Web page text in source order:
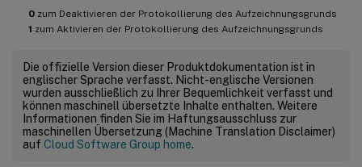
0 zum Deaktivieren der Protokollierung des Aufzeichnungsgrunds
1 zum Aktivieren der Protokollierung des Aufzeichnungsgrunds
Die offizielle Version dieser Produktdokumentation ist in
englischer Sprache verfasst. Nicht-englische Versionen
wurden ausschließlich zu Ihrer Bequemlichkeit verfasst und
können maschinell übersetzte Inhalte enthalten. Weitere
Informationen finden Sie im Haftungsausschluss zur
maschinellen Übersetzung (Machine Translation Disclaimer)
auf Cloud Software Group home.